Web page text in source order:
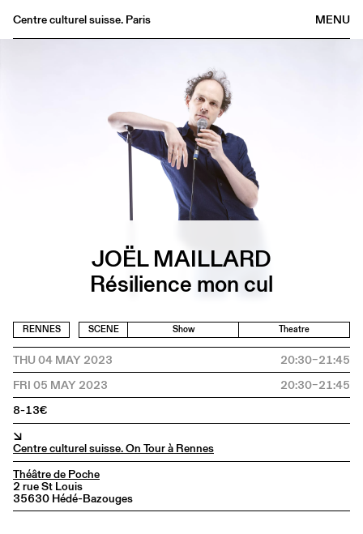
MENU
Centre culturel suisse. Paris
JOËL MAILLARD
Résilience mon cul
RENNES SCENE Show Theatre
THU 04 MAY 2023
20:30–21:45
FRI 05 MAY 2023
20:30–21:45
8-13€
↘
Centre culturel suisse. On Tour à Rennes
Théâtre de Poche
2 rue St Louis
35630 Hédé-Bazouges